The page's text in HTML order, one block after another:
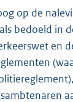
op de
bedoeld in
en